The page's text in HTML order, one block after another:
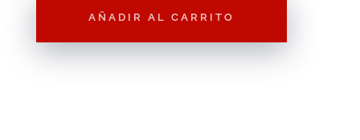
–
AÑADIR AL CARRITO